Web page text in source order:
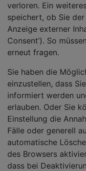
verloren. Ein
speichert, ob Sie
Anzeige externer
Consent’). So
erneut fragen.
Sie haben die
einzustellen, dass
informiert werden
erlauben. Oder Sie
Einstellung die
Fälle oder generell
automatische
des Browsers
dass bei